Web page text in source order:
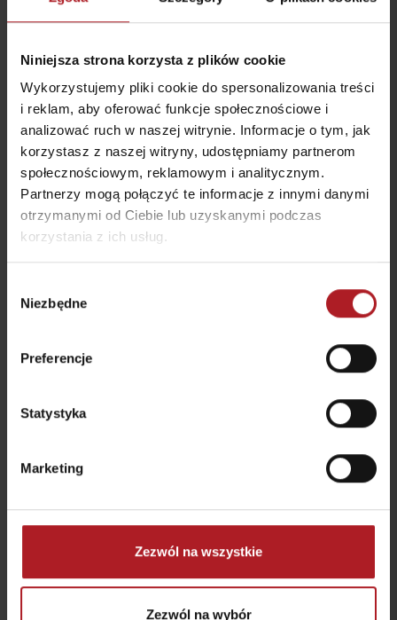
Niniejsza strona korzysta z plików cookie
Wykorzystujemy pliki cookie do spersonalizowania treści
i reklam, aby oferować funkcje społecznościowe i
analizować ruch w naszej witrynie. Informacje o tym, jak
korzystasz z naszej witryny, udostępniamy partnerom
społecznościowym, reklamowym i analitycznym.
Partnerzy mogą połączyć te informacje z innymi danymi
otrzymanymi od Ciebie lub uzyskanymi podczas
korzystania z ich usług.
zgody
Niezbędne
Preferencje
Statystyka
Marketing
Zezwól na wszystkie
Zezwól na wybór
Gdzie jeść i pić w pobliżu: